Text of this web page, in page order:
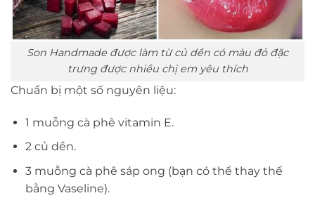
Son Handmade được làm từ củ dền có màu đỏ đặc
trưng được nhiều chị em yêu thích
Chuẩn bị một số nguyên liệu:
1 muỗng cà phê vitamin E.
2 củ dền.
3 muỗng cà phê sáp ong (bạn có thể thay thế
bằng Vaseline).